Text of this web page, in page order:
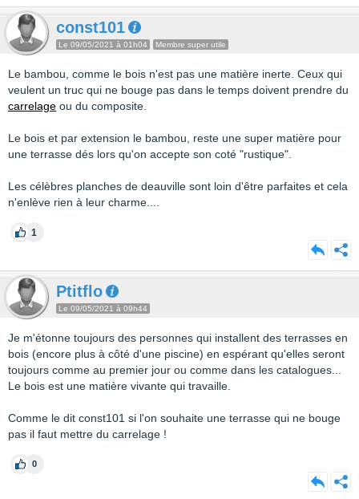
const101
Le 09/05/2021 à 01h04 Membre super utile
Le bambou, comme le bois n'est pas une matière inerte. Ceux qui
veulent un truc qui ne bouge pas dans le temps doivent prendre du
carrelage ou du composite.
Le bois et par extension le bambou, reste une super matière pour
une terrasse dés lors qu'on accepte son coté "rustique".
Les célèbres planches de deauville sont loin d'être parfaites et cela
n'enlève rien à leur charme....
1
Ptitflo
Le 09/05/2021 à 09h44
Je m'étonne toujours des personnes qui installent des terrasses en
bois (encore plus à côté d'une piscine) en espérant qu'elles seront
toujours comme au premier jour ou comme dans les catalogues...
Le bois est une matière vivante qui travaille.
Comme le dit const101 si l'on souhaite une terrasse qui ne bouge
pas il faut mettre du carrelage !
0